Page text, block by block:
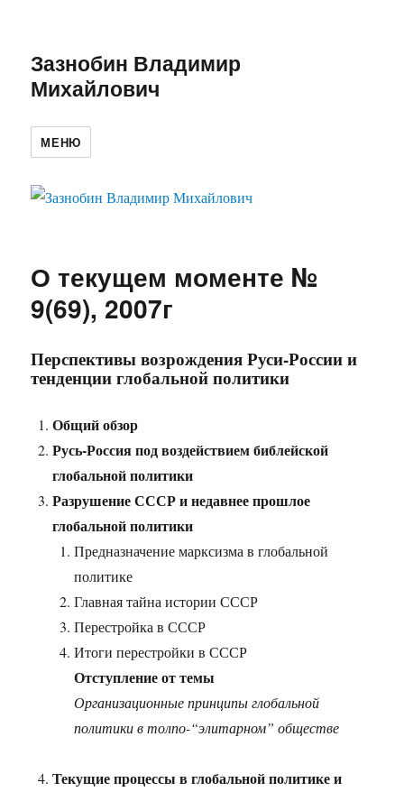
Зазнобин Владимир
Михайлович
МЕНЮ
О текущем моменте №
9(69), 2007г
Перспективы возрождения Руси-России и
тенденции глобальной политики
Общий обзор
Русь-Россия под воздействием библейской
глобальной политики
Разрушение СССР и недавнее прошлое
глобальной политики
Предназначение марксизма в глобальной
политике
Главная тайна истории СССР
Перестройка в СССР
Итоги перестройки в СССР
Отступление от темы
Организационные принципы глобальной
политики в толпо-“элитарном” обществе
Текущие процессы в глобальной политике и